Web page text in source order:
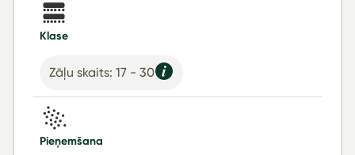
Klase
Zāļu skaits: 17 - 30
Pieņemšana